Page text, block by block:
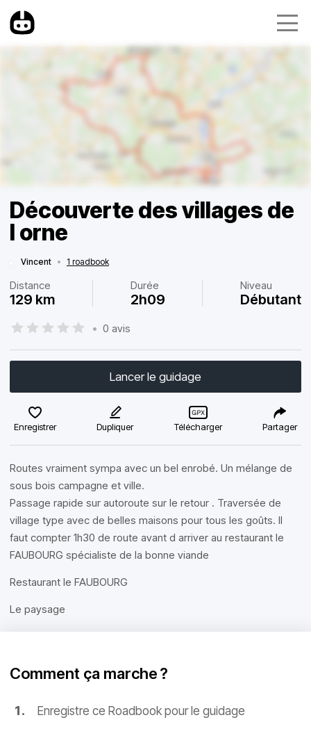
Découverte des villages de
l orne
Vincent • 1 roadbook
Distance
129 km
Durée
2h09
Niveau
Débutant
• 0 avis
Lancer le guidage
Enregistrer Dupliquer Télécharger Partager
Routes vraiment sympa avec un bel enrobé. Un mélange de
sous bois campagne et ville.
Passage rapide sur autoroute sur le retour . Traversée de
village type avec de belles maisons pour tous les goûts. Il
faut compter 1h30 de route avant d arriver au restaurant le
FAUBOURG spécialiste de la bonne viande
Restaurant le FAUBOURG
Le paysage
Comment ça marche ?
Enregistre ce Roadbook pour le guidage